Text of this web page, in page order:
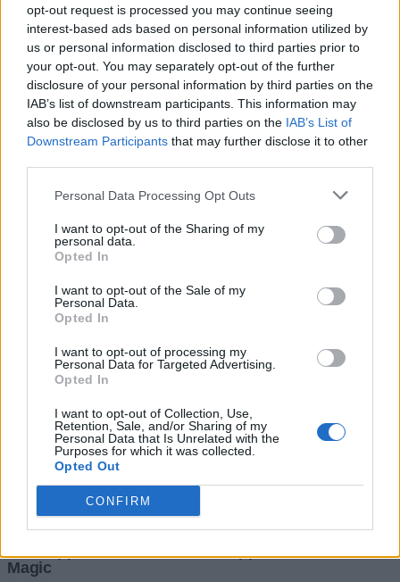
opt-out request is processed you may continue seeing
interest-based ads based on personal information utilized by
us or personal information disclosed to third parties prior to
your opt-out. You may separately opt-out of the further
disclosure of your personal information by third parties on the
IAB’s list of downstream participants. This information may
also be disclosed by us to third parties on the IAB’s List of
Downstream Participants that may further disclose it to other
Personal Data Processing Opt Outs
I want to opt-out of the Sharing of my
personal data.
Opted In
I want to opt-out of the Sale of my
Personal Data.
Opted In
I want to opt-out of processing my
Personal Data for Targeted Advertising.
Opted In
I want to opt-out of Collection, Use,
Retention, Sale, and/or Sharing of my
Personal Data that Is Unrelated with the
Purposes for which it was collected.
Opted Out
CONFIRM